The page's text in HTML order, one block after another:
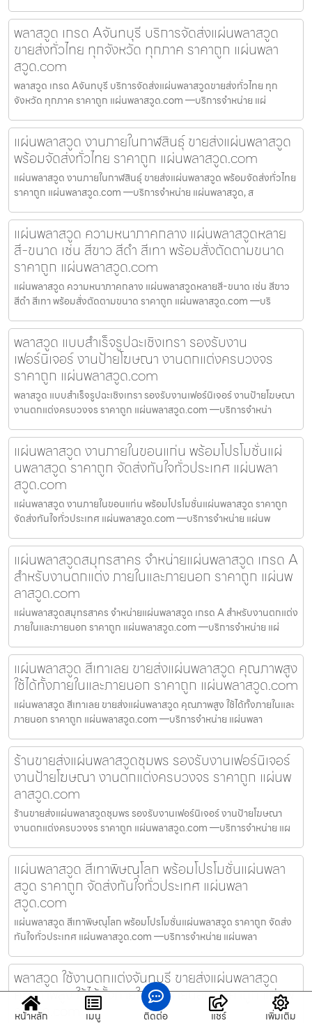
พลาสวูด เกรด Aจันทบุรี บริการจัดส่งแผ่นพลาสวูด
ขายส่งทั่วไทย ทุกจังหวัด ทุกภาค ราคาถูก แผ่นพลา
สวูด.com
พลาสวูด เกรด Aจันทบุรี บริการจัดส่งแผ่นพลาสวูดขายส่งทั่วไทย ทุก
จังหวัด ทุกภาค ราคาถูก แผ่นพลาสวูด.com —บริการจำหน่าย แผ่
แผ่นพลาสวูด งานภายในกาฬสินธุ์ ขายส่งแผ่นพลาสวูด
พร้อมจัดส่งทั่วไทย ราคาถูก แผ่นพลาสวูด.com
แผ่นพลาสวูด งานภายในกาฬสินธุ์ ขายส่งแผ่นพลาสวูด พร้อมจัดส่งทั่วไทย
ราคาถูก แผ่นพลาสวูด.com —บริการจำหน่าย แผ่นพลาสวูด, ส
แผ่นพลาสวูด ความหนาภาคกลาง แผ่นพลาสวูดหลาย
สี-ขนาด เช่น สีขาว สีดำ สีเทา พร้อมสั่งตัดตามขนาด
ราคาถูก แผ่นพลาสวูด.com
แผ่นพลาสวูด ความหนาภาคกลาง แผ่นพลาสวูดหลายสี-ขนาด เช่น สีขาว
สีดำ สีเทา พร้อมสั่งตัดตามขนาด ราคาถูก แผ่นพลาสวูด.com —บริ
พลาสวูด แบบสำเร็จรูปฉะเชิงเทรา รองรับงาน
เฟอร์นิเจอร์ งานป้ายโฆษณา งานตกแต่งครบวงจร
ราคาถูก แผ่นพลาสวูด.com
พลาสวูด แบบสำเร็จรูปฉะเชิงเทรา รองรับงานเฟอร์นิเจอร์ งานป้ายโฆษณา
งานตกแต่งครบวงจร ราคาถูก แผ่นพลาสวูด.com —บริการจำหน่า
แผ่นพลาสวูด งานภายในขอนแก่น พร้อมโปรโมชั่นแผ่
นพลาสวูด ราคาถูก จัดส่งทันใจทั่วประเทศ แผ่นพลา
สวูด.com
แผ่นพลาสวูด งานภายในขอนแก่น พร้อมโปรโมชั่นแผ่นพลาสวูด ราคาถูก
จัดส่งทันใจทั่วประเทศ แผ่นพลาสวูด.com —บริการจำหน่าย แผ่นพ
แผ่นพลาสวูดสมุทรสาคร จำหน่ายแผ่นพลาสวูด เกรด A
สำหรับงานตกแต่ง ภายในและภายนอก ราคาถูก แผ่นพ
ลาสวูด.com
แผ่นพลาสวูดสมุทรสาคร จำหน่ายแผ่นพลาสวูด เกรด A สำหรับงานตกแต่ง
ภายในและภายนอก ราคาถูก แผ่นพลาสวูด.com —บริการจำหน่าย แผ่
แผ่นพลาสวูด สีเทาเลย ขายส่งแผ่นพลาสวูด คุณภาพสูง
ใช้ได้ทั้งภายในและภายนอก ราคาถูก แผ่นพลาสวูด.com
แผ่นพลาสวูด สีเทาเลย ขายส่งแผ่นพลาสวูด คุณภาพสูง ใช้ได้ทั้งภายในและ
ภายนอก ราคาถูก แผ่นพลาสวูด.com —บริการจำหน่าย แผ่นพลา
ร้านขายส่งแผ่นพลาสวูดชุมพร รองรับงานเฟอร์นิเจอร์
งานป้ายโฆษณา งานตกแต่งครบวงจร ราคาถูก แผ่นพ
ลาสวูด.com
ร้านขายส่งแผ่นพลาสวูดชุมพร รองรับงานเฟอร์นิเจอร์ งานป้ายโฆษณา
งานตกแต่งครบวงจร ราคาถูก แผ่นพลาสวูด.com —บริการจำหน่าย แผ
แผ่นพลาสวูด สีเทาพิษณุโลก พร้อมโปรโมชั่นแผ่นพลา
สวูด ราคาถูก จัดส่งทันใจทั่วประเทศ แผ่นพลา
สวูด.com
แผ่นพลาสวูด สีเทาพิษณุโลก พร้อมโปรโมชั่นแผ่นพลาสวูด ราคาถูก จัดส่ง
ทันใจทั่วประเทศ แผ่นพลาสวูด.com —บริการจำหน่าย แผ่นพลา
พลาสวูด ใช้งานตกแต่งจันทบุรี ขายส่งแผ่นพลาสวูด
คุณภาพสูง ใช้ได้ทั้งภายในและภายนอก ราคาถูก แผ่นพ
ลาสวูด.com
หน้าหลัก เมนู ติดต่อ แชร์ เพิ่มเติม